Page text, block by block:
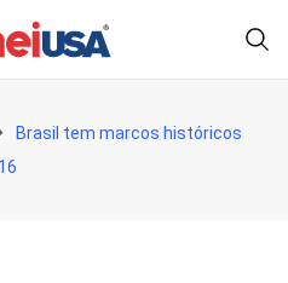
Brasil tem marcos históricos